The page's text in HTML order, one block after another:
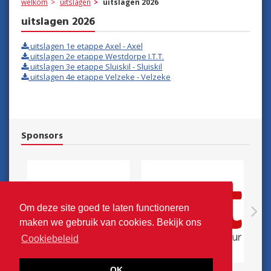
Om deze site goed te laten functioneren
maken we gebruik van cookies. Bekijk ons
Cookiebeleid
uitslagen 2026
uitslagen 1e etappe Axel - Axel
uitslagen 2e etappe Westdorpe I.T.T.
uitslagen 3e etappe Sluiskil - Sluiskil
uitslagen 4e etappe Velzeke - Velzeke
Sponsors
Previous